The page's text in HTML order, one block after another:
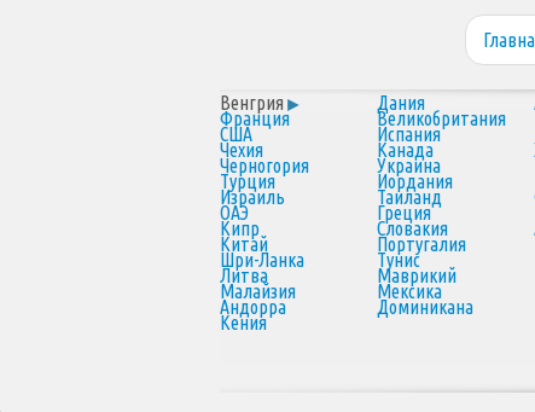
Венгрия Дания
Франция Великобритания
США Испания
Чехия Канада
Черногория Украина
Турция Иордания
Израиль Таиланд
ОАЭ Греция
Кипр Словакия
Китай Португалия
Шри-Ланка Тунис
Литва Маврикий
Малайзия Мексика
Андорра Доминикана
Кения